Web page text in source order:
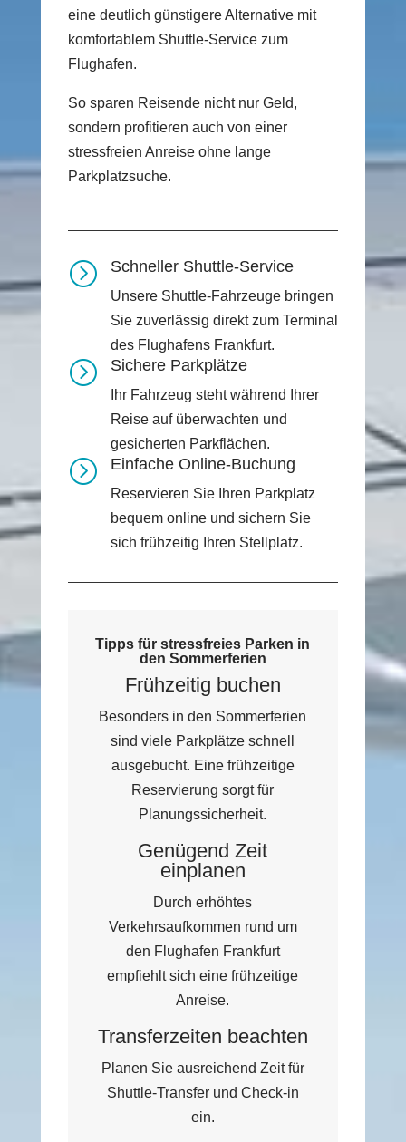
eine deutlich günstigere Alternative mit
komfortablem Shuttle-Service zum
Flughafen.
So sparen Reisende nicht nur Geld,
sondern profitieren auch von einer
stressfreien Anreise ohne lange
Parkplatzsuche.
= Schneller Shuttle-Service
Unsere Shuttle-Fahrzeuge bringen
Sie zuverlässig direkt zum Terminal
des Flughafens Frankfurt.
= Sichere Parkplätze
Ihr Fahrzeug steht während Ihrer
Reise auf überwachten und
gesicherten Parkflächen.
= Einfache Online-Buchung
Reservieren Sie Ihren Parkplatz
bequem online und sichern Sie
sich frühzeitig Ihren Stellplatz.
Tipps für stressfreies Parken in
den Sommerferien
Frühzeitig buchen
Besonders in den Sommerferien
sind viele Parkplätze schnell
ausgebucht. Eine frühzeitige
Reservierung sorgt für
Planungssicherheit.
Genügend Zeit
einplanen
Durch erhöhtes
Verkehrsaufkommen rund um
den Flughafen Frankfurt
empfiehlt sich eine frühzeitige
Anreise.
Transferzeiten beachten
Planen Sie ausreichend Zeit für
Shuttle-Transfer und Check-in
ein.